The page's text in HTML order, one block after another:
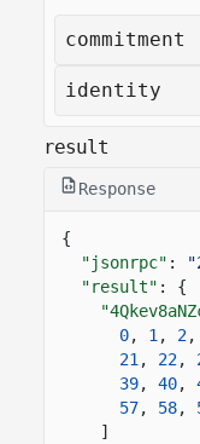
commitment
identity
result
Response
{
"jsonrpc" :
"result" : {
0, 1 , 2,
21 , 22,
39, 40,
57, 58,
]